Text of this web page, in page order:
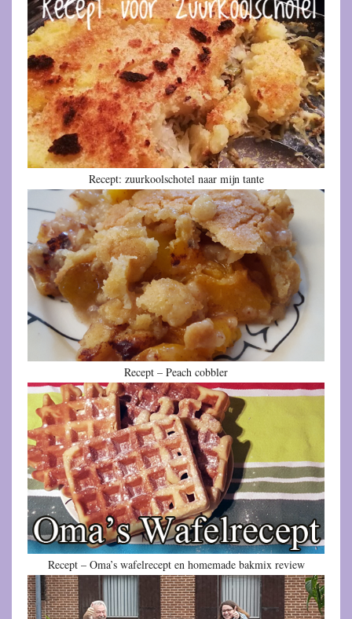
Recept: zuurkoolschotel naar mijn tante
Recept – Peach cobbler
Recept – Oma’s wafelrecept en homemade bakmix review